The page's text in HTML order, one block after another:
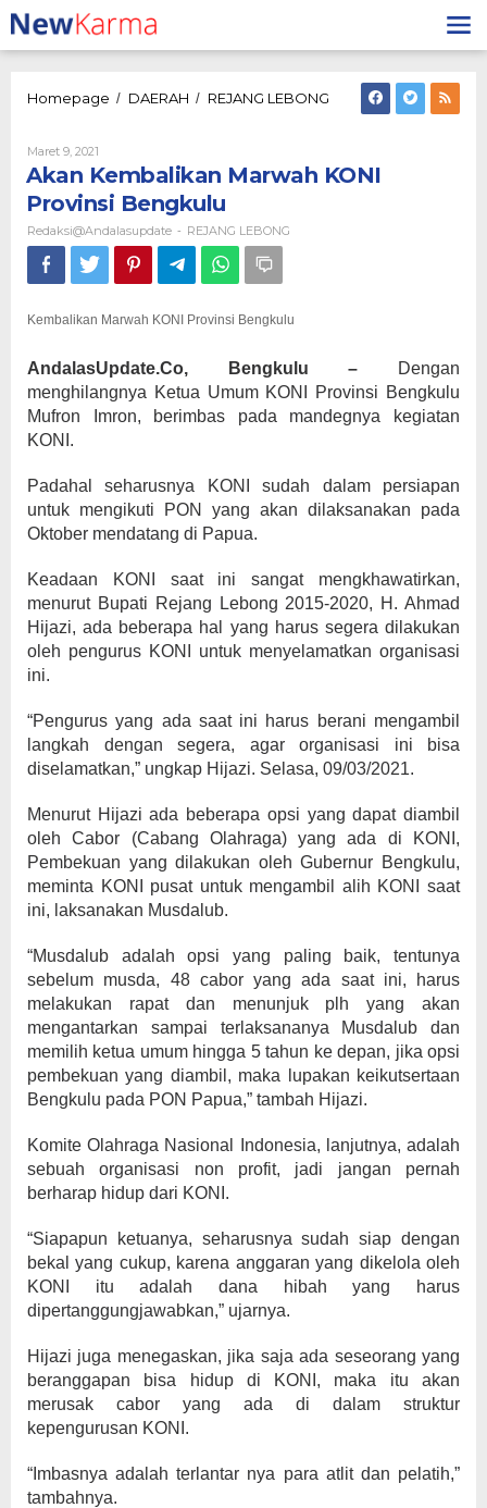
Lewati
ke
konten
Homepage / DAERAH / REJANG LEBONG
Kembalikan
Provinsi
Maret 9, 2021
Redaksi@andalasupdate
Akan Kembalikan Marwah KONI
Provinsi Bengkulu
Redaksi@andalasupdate - REJANG LEBONG
Kembalikan Marwah KONI Provinsi Bengkulu
AndalasUpdate.Co, Bengkulu – Dengan
menghilangnya Ketua Umum KONI Provinsi Bengkulu
Mufron Imron, berimbas pada mandegnya kegiatan
KONI.
Padahal seharusnya KONI sudah dalam persiapan
untuk mengikuti PON yang akan dilaksanakan pada
Oktober mendatang di Papua.
Keadaan KONI saat ini sangat mengkhawatirkan,
menurut Bupati Rejang Lebong 2015-2020, H. Ahmad
Hijazi, ada beberapa hal yang harus segera dilakukan
oleh pengurus KONI untuk menyelamatkan organisasi
ini.
“Pengurus yang ada saat ini harus berani mengambil
langkah dengan segera, agar organisasi ini bisa
diselamatkan,” ungkap Hijazi. Selasa, 09/03/2021.
Menurut Hijazi ada beberapa opsi yang dapat diambil
oleh Cabor (Cabang Olahraga) yang ada di KONI,
Pembekuan yang dilakukan oleh Gubernur Bengkulu,
meminta KONI pusat untuk mengambil alih KONI saat
ini, laksanakan Musdalub.
“Musdalub adalah opsi yang paling baik, tentunya
sebelum musda, 48 cabor yang ada saat ini, harus
melakukan rapat dan menunjuk plh yang akan
mengantarkan sampai terlaksananya Musdalub dan
memilih ketua umum hingga 5 tahun ke depan, jika opsi
pembekuan yang diambil, maka lupakan keikutsertaan
Bengkulu pada PON Papua,” tambah Hijazi.
Komite Olahraga Nasional Indonesia, lanjutnya, adalah
sebuah organisasi non profit, jadi jangan pernah
berharap hidup dari KONI.
“Siapapun ketuanya, seharusnya sudah siap dengan
bekal yang cukup, karena anggaran yang dikelola oleh
KONI itu adalah dana hibah yang harus
dipertanggungjawabkan,” ujarnya.
Hijazi juga menegaskan, jika saja ada seseorang yang
beranggapan bisa hidup di KONI, maka itu akan
merusak cabor yang ada di dalam struktur
kepengurusan KONI.
“Imbasnya adalah terlantar nya para atlit dan pelatih,”
tambahnya.